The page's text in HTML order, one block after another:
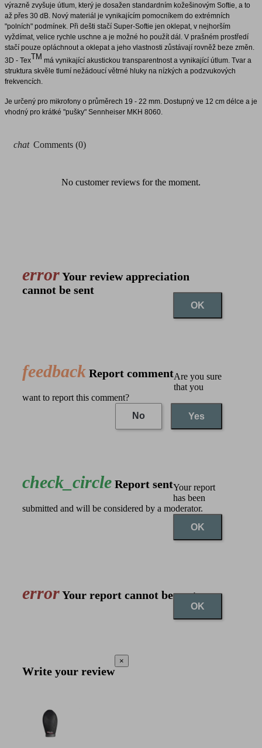
výrazně zvyšuje útlum, který je dosažen standardním kožešinovým Softie, a to
až přes 30 dB. Nový materiál je vynikajícím pomocníkem do extrémních
"polních" podmínek. Při dešti stačí Super-Softie jen oklepat, v nejhorším
vyždímat, velice rychle uschne a je možné ho použít dál. V prašném prostředí
stačí pouze opláchnout a oklepat a jeho vlastnosti zůstávají rovněž beze změn.
3D - TexTM má vynikající akustickou transparentnost a vynikající útlum. Tvar a
struktura skvěle tlumí nežádoucí větrné hluky na nízkých a podzvukových
frekvencích.
Je určený pro mikrofony o průměrech 19 - 22 mm. Dostupný ve 12 cm délce a je
vhodný pro krátké "pušky" Sennheiser MKH 8060.
chat Comments (0)
No customer reviews for the moment.
errorYour review appreciation
cannot be sent
OK
feedback Report commentAre you sure
that you
want to report this comment?
No
Yes
check_circle Report sentYour report
has been
submitted and will be considered by a moderator.
OK
errorYour report cannot be sent
OK
Write your review
×